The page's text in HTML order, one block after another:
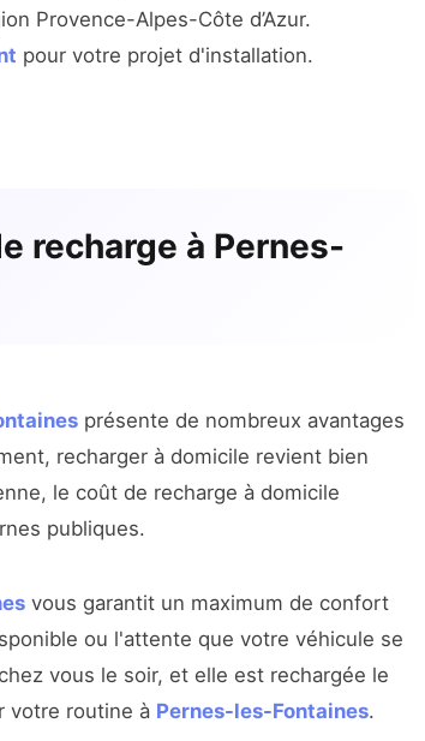
Provence-Alpes-Côte d’Azur.
pour votre projet d'installation.
recharge à Pernes-
présente de nombreux avantages
recharger à domicile revient bien
le coût de recharge à domicile
publiques.
vous garantit un maximum de confort
ou l'attente que votre véhicule se
vous le soir, et elle est rechargée le
votre routine à Pernes-les-Fontaines.